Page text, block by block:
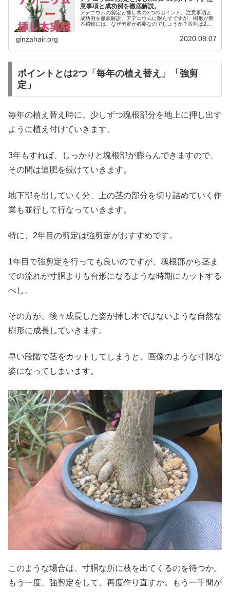
意事項と成功例を徹底解説。
アデニウムの剪定と挿し木の3つのポイント。注意事項と
成功例を徹底解説。アデニウムに限らずですが、樹形が乗
る植物には、なぜ剪定が必要なのでしょうか？役割は2つ
ginzahair.org 2020.08.07
ポイントとは2つ「毎年の植え替え」「強剪
定」
毎年の植え替え時に、少しずつ塊根部分を地上に押し出す
ように植え付けていきます。
3年もすれば、しっかりと塊根部が膨らんできますので、
その間は追肥を続けていきます。
地下部を出していく分、上の茎の部分を切り詰めていく作
業も並行して行なっていきます。
特に、2年目の剪定は強剪定がおすすめです。
1年目で強剪定を行っても良いのですが、塊根部から茎ま
での流れが寸胴よりも台形になるような時期にカットする
べし。
その方が、後々成長した姿が挿し木ではないような自然な
樹形に成長していきます。
早い段階で茎をカットしてしまうと、画像のような寸胴な
姿になってしまいます。
このような場合は、寸胴な所に枝を出てくるのを待つか。
もう一度、強剪定をして、再度作り直すか。もう一手間が